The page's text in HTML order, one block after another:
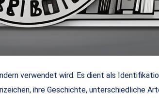
verwendet wird. Es dient als
ihre Geschichte, unterschiedliche